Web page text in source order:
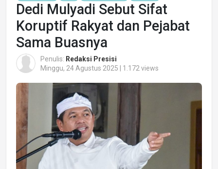
Dedi Mulyadi Sebut Sifat
Koruptif Rakyat dan Pejabat
Sama Buasnya
Penulis: Redaksi Presisi
Minggu, 24 Agustus 2025 | 1.172 views